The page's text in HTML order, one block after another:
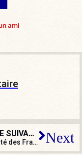
ami
ARTICLE SUIVANT
« La liberté des Français ne peut être soumise à aucune forme de marchandage » Next